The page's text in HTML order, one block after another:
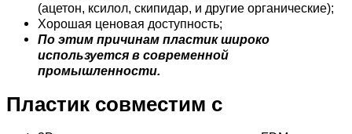
(ацетон, ксилол, скипидар, и другие органические);
Хорошая ценовая доступность;
По этим причинам пластик широко
используется в современной
промышленности.
Пластик совместим с